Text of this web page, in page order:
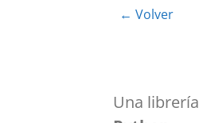
← Volver
Una librería